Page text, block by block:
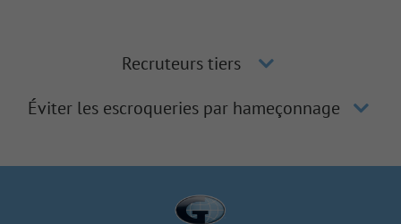
Recruteurs tiers
Éviter les escroqueries par hameçonnage